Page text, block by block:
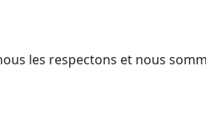
les respectons et nous